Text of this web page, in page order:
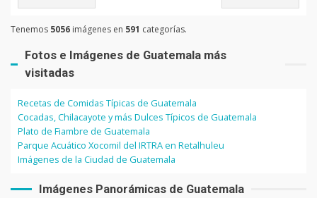
Tenemos 5056 imágenes en 591 categorías.
Fotos e Imágenes de Guatemala más
visitadas
Recetas de Comidas Típicas de Guatemala
Cocadas, Chilacayote y más Dulces Típicos de Guatemala
Plato de Fiambre de Guatemala
Parque Acuático Xocomil del IRTRA en Retalhuleu
Imágenes de la Ciudad de Guatemala
Imágenes Panorámicas de Guatemala